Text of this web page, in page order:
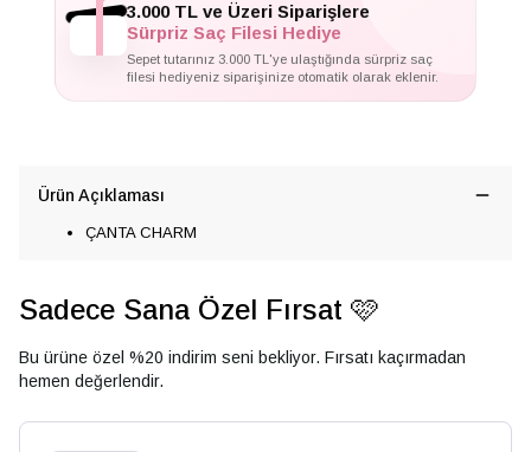
3.000 TL ve Üzeri Siparişlere
Sürpriz Saç Filesi Hediye
Sepet tutarınız 3.000 TL'ye ulaştığında sürpriz saç
filesi hediyeniz siparişinize otomatik olarak eklenir.
Ürün Açıklaması
ÇANTA CHARM
Sadece Sana Özel Fırsat 🩷
Bu ürüne özel %20 indirim seni bekliyor. Fırsatı kaçırmadan
hemen değerlendir.